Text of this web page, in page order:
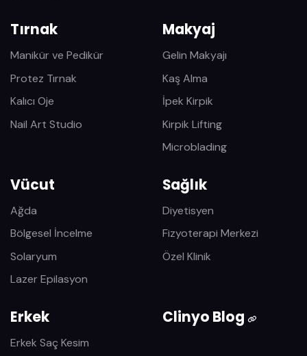
Tırnak
Manikür ve Pedikür
Protez Tırnak
Kalıcı Oje
Nail Art Studio
Makyaj
Gelin Makyajı
Kaş Alma
İpek Kirpik
Kirpik Lifting
Microblading
Vücut
Ağda
Bölgesel İncelme
Solaryum
Lazer Epilasyon
Sağlık
Diyetisyen
Fizyoterapi Merkezi
Özel Klinik
Erkek
Erkek Saç Kesim
Clinyo Blog